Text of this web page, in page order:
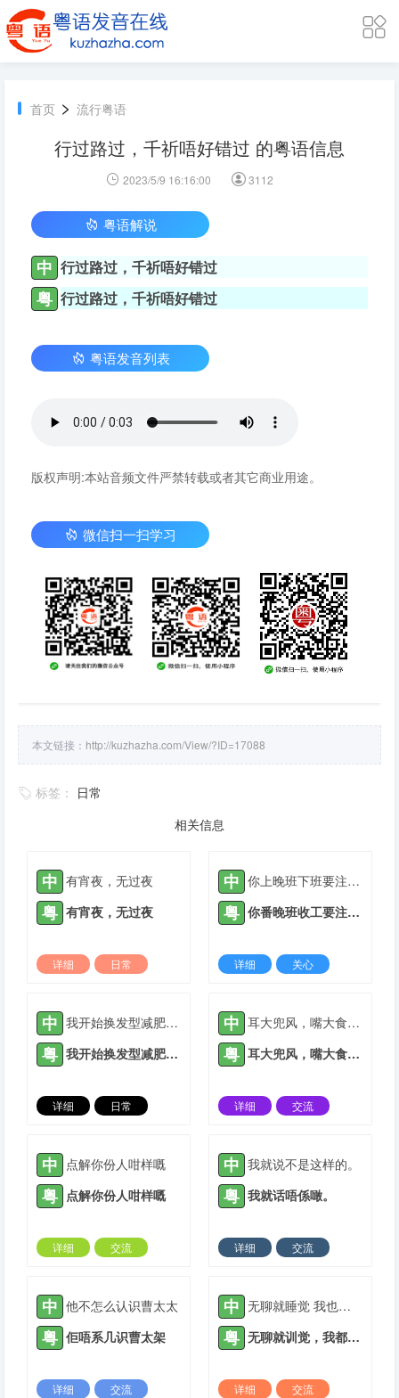
首页 > 流行粤语
行过路过，千祈唔好错过 的粤语信息
2023/5/9 16:16:00 3112
粤语解说
中 行过路过，千祈唔好错过
粤 行过路过，千祈唔好错过
粤语发音列表
版权声明:本站音频文件严禁转载或者其它商业用途。
微信扫一扫学习
本文链接： http://kuzhazha.com/View/?ID=17088
标签： 日常
相关信息
中 有宵夜，无过夜
粤 有宵夜，无过夜
详细
日常
中 你上晚班下班要注意安全
粤 你番晚班收工要注意安全
详细
关心
中 我开始换发型减肥换风格
粤 我开始换发型减肥换风格
详细
日常
中 耳大兜风，嘴大食穷人
粤 耳大兜风，嘴大食穷人
详细
交流
中 点解你份人咁样嘅
粤 点解你份人咁样嘅
详细
交流
中 我就说不是这样的。
粤 我就话唔係噉。
详细
交流
中 他不怎么认识曹太太
粤 佢唔系几识曹太架
详细
交流
中 无聊就睡觉 我也不知道去哪里玩
粤 无聊就训觉，我都唔知道去边度玩。
详细
交流